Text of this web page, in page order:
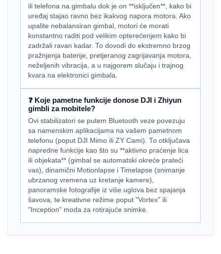
ili telefona na gimbalu dok je on **isključen**, kako bi
uređaj stajao ravno bez ikakvog napora motora. Ako
upalite nebalansiran gimbal, motori će morati
konstantno raditi pod velikim opterećenjem kako bi
zadržali ravan kadar. To dovodi do ekstremno brzog
pražnjenja baterije, pretjeranog zagrijavanja motora,
neželjenih vibracija, a u najgorem slučaju i trajnog
kvara na elektronici gimbala.
❓ Koje pametne funkcije donose DJI i Zhiyun
gimbli za mobitele?
Ovi stabilizatori se putem Bluetooth veze povezuju
sa namenskim aplikacijama na vašem pametnom
telefonu (poput DJI Mimo ili ZY Cami). To otključava
napredne funkcije kao što su **aktivno praćenje lica
ili objekata** (gimbal se automatski okreće prateći
vas), dinamični Motionlapse i Timelapse (snimanje
ubrzanog vremena uz kretanje kamere),
panoramske fotografije iz više uglova bez spajanja
šavova, te kreativne režime poput "Vortex" ili
"Inception" moda za rotirajuće snimke.